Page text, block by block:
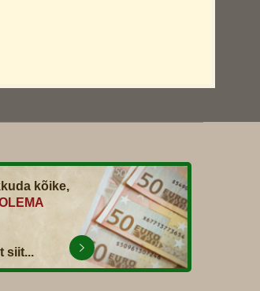
kõike,
siit...